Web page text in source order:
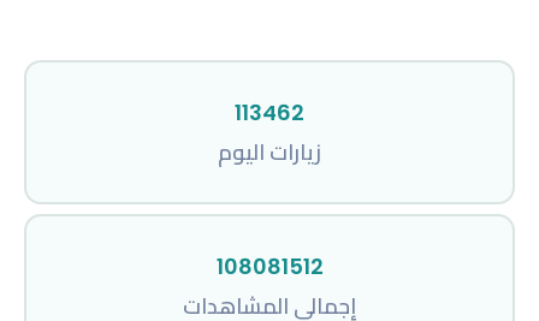
113462
زيارات اليوم
108081512
إجمالي المشاهدات